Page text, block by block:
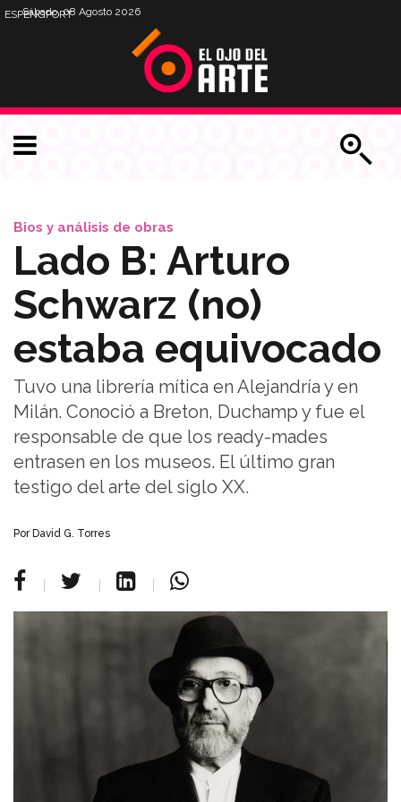
Sábado, 08 Agosto 2026
ESPENGPORT
Bios y análisis de obras
Lado B: Arturo
Schwarz (no)
estaba equivocado
Tuvo una librería mítica en Alejandría y en
Milán. Conoció a Breton, Duchamp y fue el
responsable de que los ready-mades
entrasen en los museos. El último gran
testigo del arte del siglo XX.
Por David G. Torres